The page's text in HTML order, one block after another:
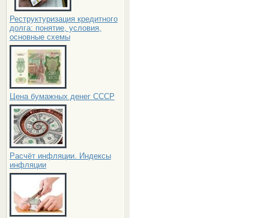
Реструктуризация кредитного
долга: понятие, условия,
основные схемы
Цена бумажных денег СССР
Расчёт инфляции. Индексы
инфляции